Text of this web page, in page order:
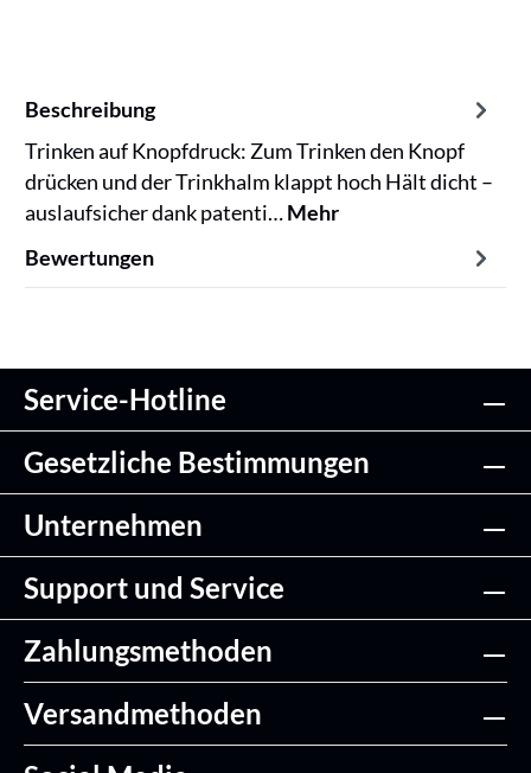
Beschreibung
Trinken auf Knopfdruck: Zum Trinken den Knopf
drücken und der Trinkhalm klappt hoch Hält dicht –
auslaufsicher dank patenti…Mehr
Bewertungen
Service-Hotline
Gesetzliche Bestimmungen
Unternehmen
Support und Service
Zahlungsmethoden
Versandmethoden